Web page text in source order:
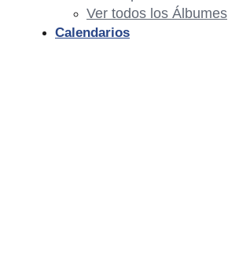
Ver todos los Álbumes
Calendarios